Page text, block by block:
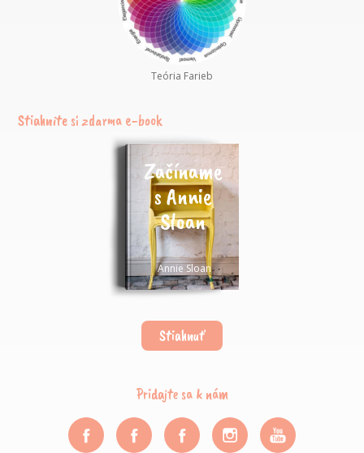
Teória Farieb
Stiahnite si zdarma e-book
Začíname
s Annie
Sloan
Annie Sloan
Stiahnuť
Pridajte sa k nám